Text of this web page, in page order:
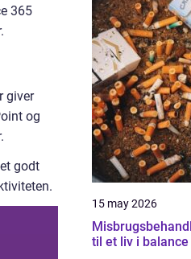
365
giver
og
godt
15 may 2026
Misbrugsbehandling
til et liv i balance